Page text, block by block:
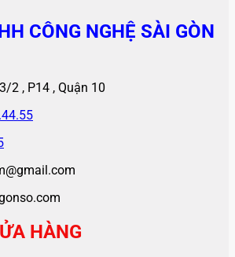
CÔNG NGHỆ SÀI GÒN
2 , P14 , Quận 10
HÀNG